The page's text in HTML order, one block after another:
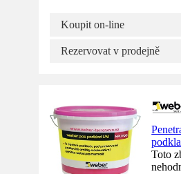
Koupit on-line
Rezervovat v prodejně
Toto